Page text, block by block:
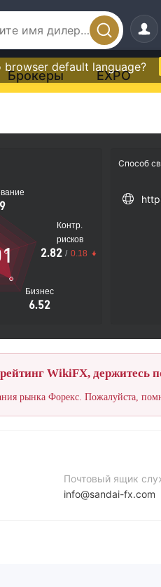
browser default language?
Брокеры EXPO
Бизнес
6.52
Контр.
рисков
2.82 / 0.18
Способ
WikiFX, держитесь
рынка Форекс. Пожалуйста,
Почтовый ящик
info@sandai-fx.com